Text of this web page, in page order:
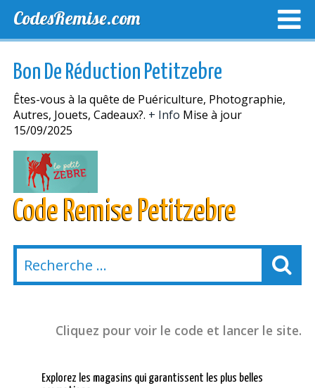
CodesRemise.com
NOUVELLES MAGASINS
Bon De Réduction Petitzebre
Êtes-vous à la quête de Puériculture, Photographie,
Autres, Jouets, Cadeaux?. + Info Mise à jour
15/09/2025
Code Remise Petitzebre
Cliquez pour voir le code et lancer le site.
Explorez les magasins qui garantissent les plus belles